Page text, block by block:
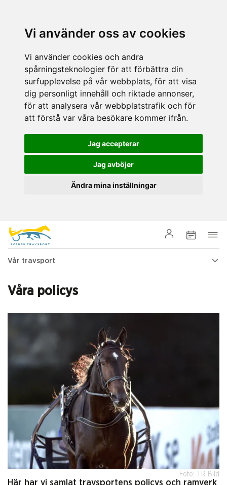
Vi använder oss av cookies
Vi använder cookies och andra
spårningsteknologier för att förbättra din
surfupplevelse på vår webbplats, för att visa
dig personligt innehåll och riktade annonser,
för att analysera vår webbplatstrafik och för
att förstå var våra besökare kommer ifrån.
Jag accepterar
Jag avböjer
Ändra mina inställningar
Vår travsport
Foto: TR Bild
Våra policys
Här har vi samlat travsportens policys och ramverk